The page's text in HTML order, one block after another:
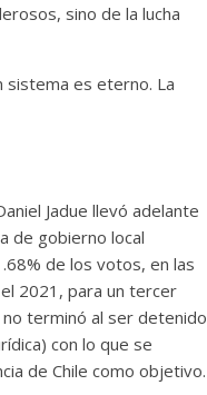
sino de la lucha
sistema es eterno. La
Jadue llevó adelante
de gobierno local
de los votos, en las
2021, para un tercer
terminó al ser detenido
con lo que se
de Chile como objetivo.